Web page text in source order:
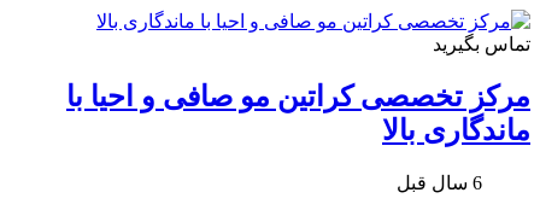
تماس بگیرید
مرکز تخصصی کراتین مو صافی و احیا با
ماندگاری بالا
6 سال قبل